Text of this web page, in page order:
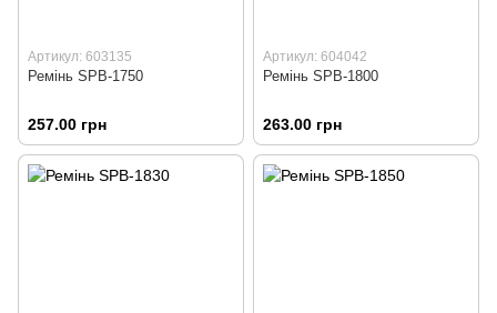
Артикул: 603135
Ремінь SPВ-1750
257.00 грн
Артикул: 604042
Ремінь SPВ-1800
263.00 грн